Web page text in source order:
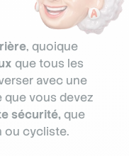
, quoique
que tous les
avec une
que vous devez
sécurité, que
ou cycliste.